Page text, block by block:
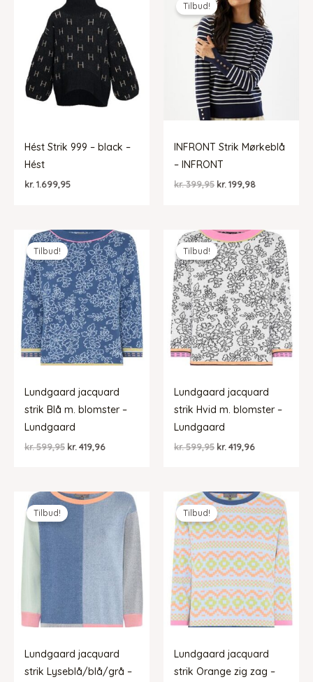
Hést Strik 999 – black –
Hést
kr.1.699,95
Tilbud!
INFRONT Strik Mørkeblå
– INFRONT
kr.399,95 Den
kr. 399,95.
kr.199,98Den
kr. 199,98.
Tilbud!
Lundgaard jacquard
strik Blå m. blomster –
Lundgaard
kr.599,95 Den
kr. 599,95.
kr. 419,96Den
kr. 419,96.
Tilbud!
Lundgaard jacquard
strik Hvid m. blomster –
Lundgaard
kr.599,95 Den
kr. 599,95.
kr. 419,96Den
kr. 419,96.
Tilbud!
Lundgaard jacquard
strik Lyseblå/blå/grå –
Tilbud!
Lundgaard jacquard
strik Orange zig zag –